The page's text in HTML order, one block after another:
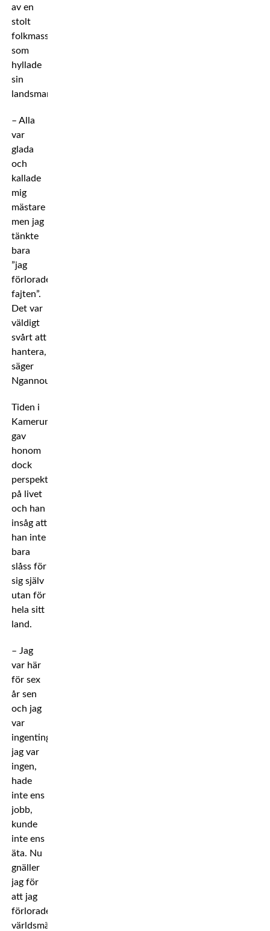
av en
stolt
folkmassa
som
hyllade
sin
landsman.
– Alla
var
glada
och
kallade
mig
mästare
men jag
tänkte
bara
”jag
förlorade
fajten”.
Det var
väldigt
svårt att
hantera,
säger
Ngannou.
Tiden i
Kamerun
gav
honom
dock
perspektiv
på livet
och han
insåg att
han inte
bara
slåss för
sig själv
utan för
hela sitt
land.
– Jag
var här
för sex
år sen
och jag
var
ingenting,
jag var
ingen,
hade
inte ens
jobb,
kunde
inte ens
äta. Nu
gnäller
jag för
att jag
förlorade
världsmästartiteln,